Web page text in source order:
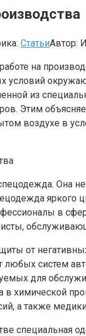
СтатьиАвтор:
на
условий
из
Этим
воздухе в
Она
в
от
любых систем
для
химической
а также
специальная